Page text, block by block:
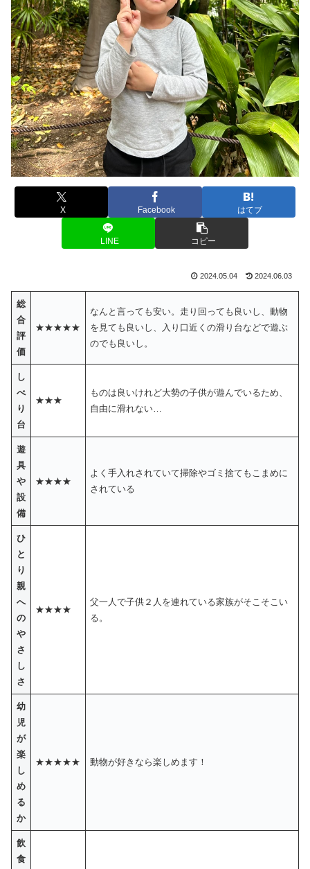
X Facebook はてブ
LINE コピー
2024.05.04 2024.06.03
総
合
評
価
★★★★★
なんと言っても安い。走り回っても良いし、動物
を見ても良いし、入り口近くの滑り台などで遊ぶ
のでも良いし。
し
べ
り
台
★★★
ものは良いけれど大勢の子供が遊んでいるため、
自由に滑れない…
遊
具
や
設
備
★★★★
よく手入れされていて掃除やゴミ捨てもこまめに
されている
ひ
と
り
親
へ
の
や
さ
し
さ
★★★★
父一人で子供２人を連れている家族がそこそこい
る。
幼
児
が
楽
し
め
る
か
★★★★★ 動物が好きなら楽しめます！
飲
食